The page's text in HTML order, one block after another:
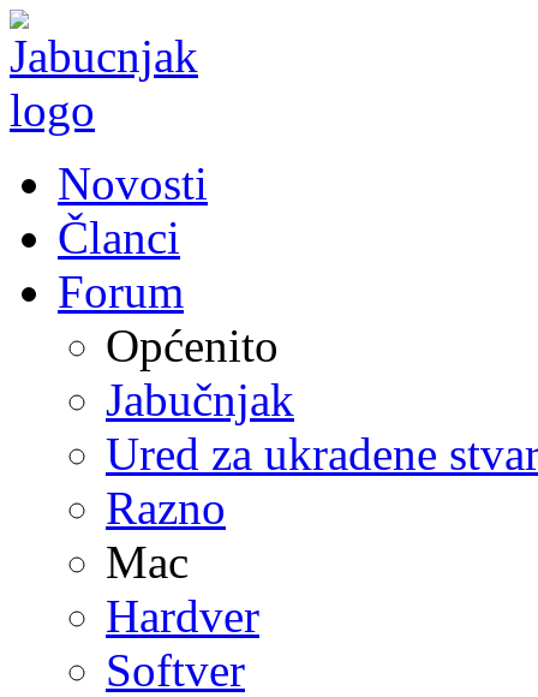
Novosti
Članci
Forum
Općenito
Jabučnjak
Ured za ukradene
Razno
Mac
Hardver
Softver